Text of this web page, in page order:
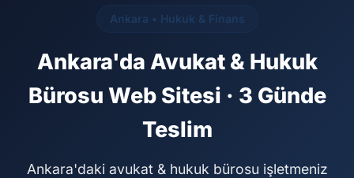
Ankara • Hukuk & Finans
Ankara'da Avukat & Hukuk
Bürosu Web Sitesi · 3 Günde
Teslim
Ankara'daki avukat & hukuk bürosu işletmeniz